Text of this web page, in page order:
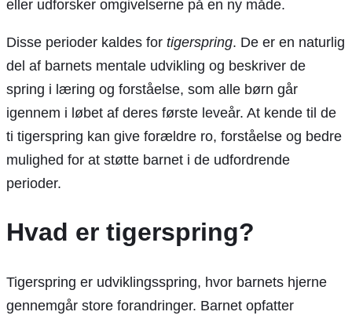
Spring 3: Glidende overgange (ca. 12 uger)
Spring 4: Begivenheder (ca. 19 uger)
Spring 5: Forbindelser (ca. 26 uger)
Spring 6: Kategorier (ca. 37 uger)
Spring 7: Sekvenser (ca. 46 uger)
Spring 8: Programmer (ca. 55 uger)
Spring 9: Principper (ca. 64 uger)
Opsummering: De ti tigerspring for din baby
eller udforsker omgivelserne på en ny måde.
Disse perioder kaldes for tigerspring. De er en naturlig
del af barnets mentale udvikling og beskriver de
spring i læring og forståelse, som alle børn går
igennem i løbet af deres første leveår. At kende til de
ti tigerspring kan give forældre ro, forståelse og bedre
mulighed for at støtte barnet i de udfordrende
perioder.
Hvad er tigerspring?
Tigerspring er udviklingsspring, hvor barnets hjerne
gennemgår store forandringer. Barnet opfatter